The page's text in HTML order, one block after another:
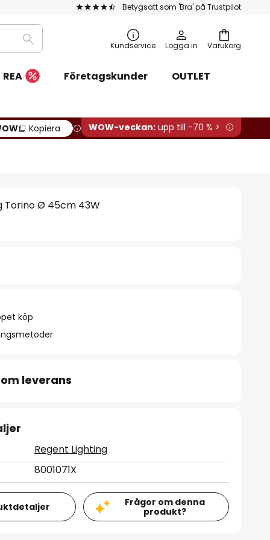
Betygsatt som 'Bra' på Trustpilot
Varukorg
Sök Kundservice Logga in
REA Företagskunder OUTLET
Kopiera WOW-veckan: upp till -70 % >
Torino Ø 45cm 43W
köp
leverans
Regent Lighting
8001071X
Frågor om denna
produkt?